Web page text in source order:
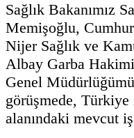
Sağlık Bakanımız
Memişoğlu,
Nijer Sağlık ve
Albay Garba
Genel
görüşmede, Türkiye
alanındaki mevcut